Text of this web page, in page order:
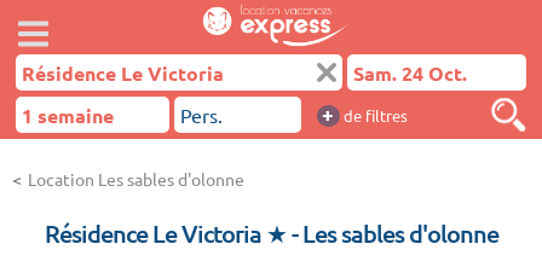
+ de filtres
Location Les sables d'olonne
Résidence Le Victoria ★- Les sables d'olonne